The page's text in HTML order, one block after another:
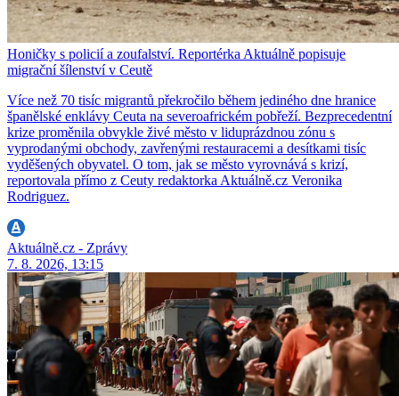
Honičky s policií a zoufalství. Reportérka Aktuálně popisuje
migrační šílenství v Ceutě
Více než 70 tisíc migrantů překročilo během jediného dne hranice
španělské enklávy Ceuta na severoafrickém pobřeží. Bezprecedentní
krize proměnila obvykle živé město v liduprázdnou zónu s
vyprodanými obchody, zavřenými restauracemi a desítkami tisíc
vyděšených obyvatel. O tom, jak se město vyrovnává s krizí,
reportovala přímo z Ceuty redaktorka Aktuálně.cz Veronika
Rodriguez.
Aktuálně.cz - Zprávy
7. 8. 2026, 13:15